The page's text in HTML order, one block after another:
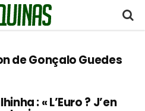
de Gonçalo Guedes
: « L’Euro ? J’en